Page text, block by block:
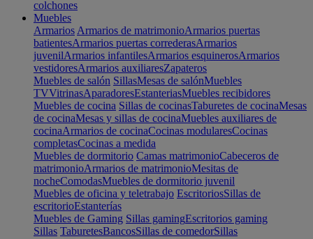
colchones
Muebles
Armarios Armarios de matrimonioArmarios puertas
batientesArmarios puertas correderasArmarios
juvenilArmarios infantilesArmarios esquinerosArmarios
vestidoresArmarios auxiliaresZapateros
Muebles de salón SillasMesas de salónMuebles
TVVitrinasAparadoresEstanteriasMuebles recibidores
Muebles de cocina Sillas de cocinasTaburetes de cocinaMesas
de cocinaMesas y sillas de cocinaMuebles auxiliares de
cocinaArmarios de cocinaCocinas modularesCocinas
completasCocinas a medida
Muebles de dormitorio Camas matrimonioCabeceros de
matrimonioArmarios de matrimonioMesitas de
nocheComodasMuebles de dormitorio juvenil
Muebles de oficina y teletrabajo EscritoriosSillas de
escritorioEstanterías
Muebles de Gaming Sillas gamingEscritorios gaming
Sillas TaburetesBancosSillas de comedorSillas